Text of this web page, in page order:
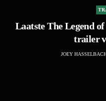
Laatste The Legend
trailer
JOEY